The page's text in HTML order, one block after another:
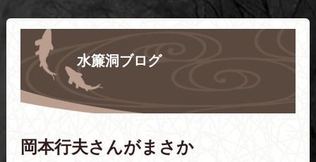
水簾洞ブログ
岡本行夫さんがまさか